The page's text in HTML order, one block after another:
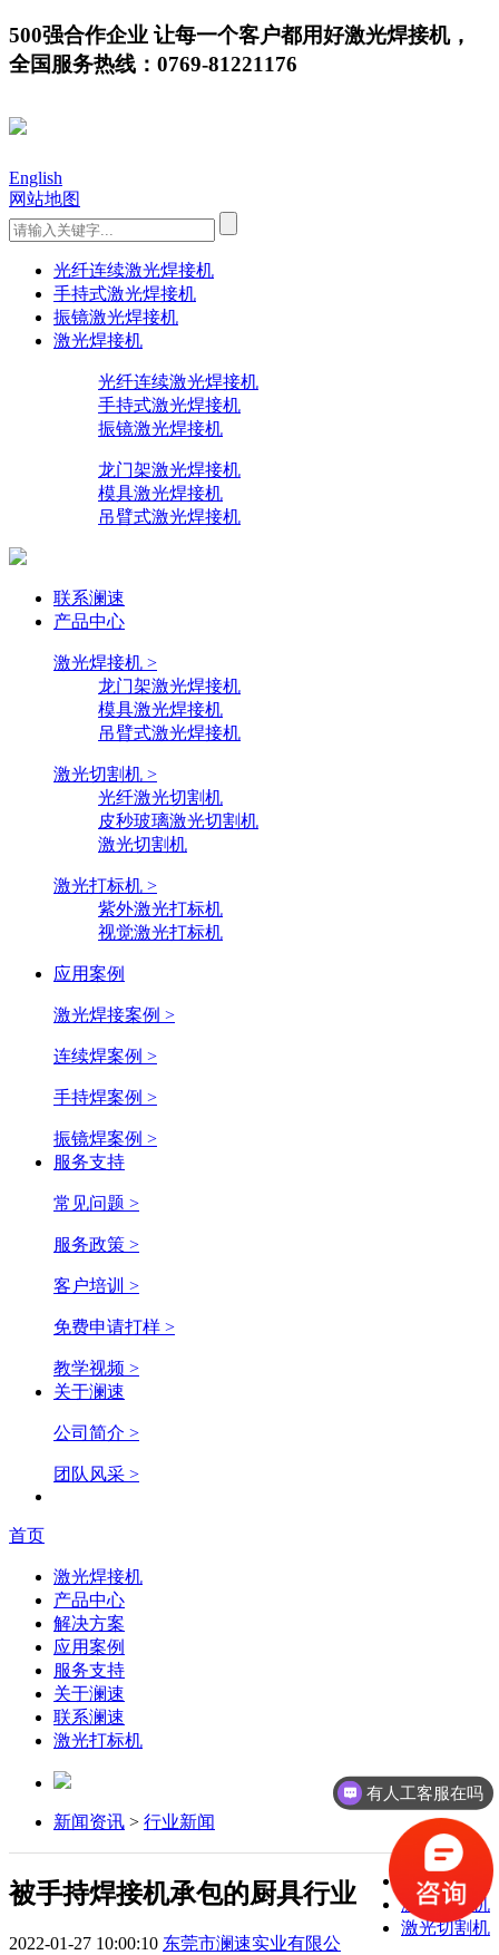
500强合作企业 让每一个客户都用好激光焊接机，
全国服务热线：0769-81221176
English
网站地图
光纤连续激光焊接机
手持式激光焊接机
振镜激光焊接机
激光焊接机
光纤连续激光焊接机
手持式激光焊接机
振镜激光焊接机
龙门架激光焊接机
模具激光焊接机
吊臂式激光焊接机
联系澜速
产品中心
激光焊接机 >
龙门架激光焊接机
模具激光焊接机
吊臂式激光焊接机
激光切割机 >
光纤激光切割机
皮秒玻璃激光切割机
激光切割机
激光打标机 >
紫外激光打标机
视觉激光打标机
应用案例
激光焊接案例 >
连续焊案例 >
手持焊案例 >
振镜焊案例 >
服务支持
常见问题 >
服务政策 >
客户培训 >
免费申请打样 >
教学视频 >
关于澜速
公司简介 >
团队风采 >
首页
激光焊接机
产品中心
解决方案
应用案例
服务支持
关于澜速
联系澜速
激光打标机
新闻资讯 > 行业新闻
激光焊接机
激光打标机
激光切割机
被手持焊接机承包的厨具行业
2022-01-27 10:00:10 东莞市澜速实业有限公
有人工客服在吗